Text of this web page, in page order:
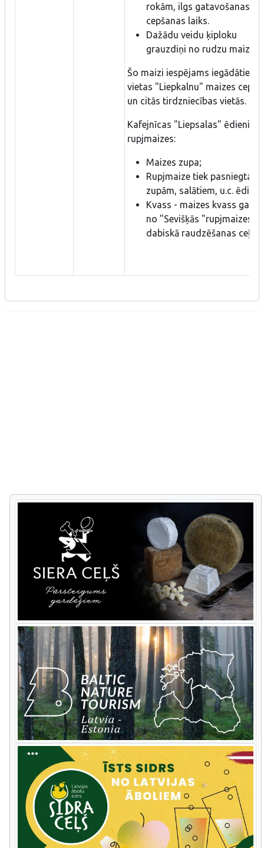
rokām, ilgs gatavošanas un
cepšanas laiks.
Dažādu veidu ķiploku
grauzdiņi no rudzu maizes.
Šo maizi iespējams iegādāties
vietas "Liepkalnu" maizes
un citās tirdzniecības vietās.
Kafejnīcas "Liepsalas" ēdieni no
rupjmaizes:
Maizes zupa;
Rupjmaize tiek pasniegta
zupām, salātiem, u.c.
Kvass - maizes kvass
no "Sevišķās "rupjmaizes
dabiskā raudzēšanas ceļā.